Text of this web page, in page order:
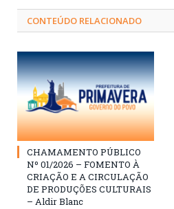
CONTEÚDO RELACIONADO
CHAMAMENTO PÚBLICO
Nº 01/2026 – FOMENTO À
CRIAÇÃO E A CIRCULAÇÃO
DE PRODUÇÕES CULTURAIS
– Aldir Blanc